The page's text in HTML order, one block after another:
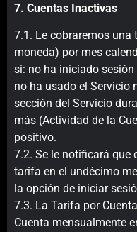
7. Cuentas Inactivas
7.1. Le cobraremos una
moneda) por mes
si: no ha iniciado sesión
no ha usado el Servicio
sección del Servicio
más (Actividad de la
positivo.
7.2. Se le notificará que
tarifa en el undécimo
la opción de iniciar
7.3. La Tarifa por
Cuenta mensualmente